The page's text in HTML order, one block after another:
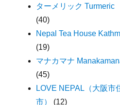
ターメリック Turmeric
(40)
Nepal Tea House
(19)
マナカマナ
(45)
LOVE NEPAL（大阪市
市）
(12)